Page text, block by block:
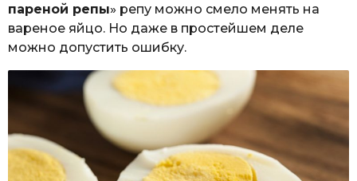
пареной репы» репу можно смело менять на
вареное яйцо. Но даже в простейшем деле
можно допустить ошибку.